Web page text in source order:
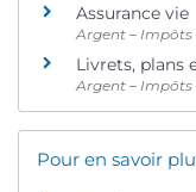
Assurance vie
Argent –
Livrets, plans
Argent –
Pour en savoir